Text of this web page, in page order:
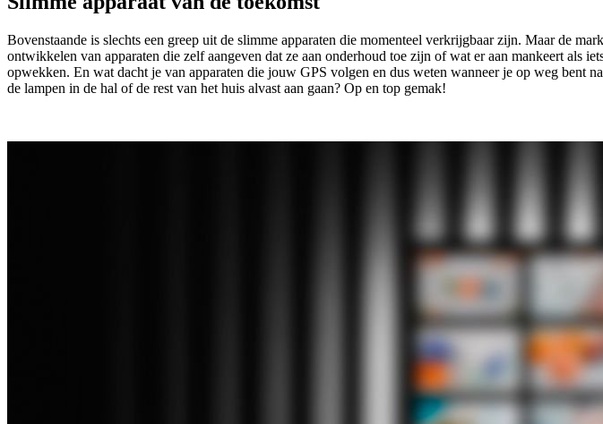
Bovenstaande is slechts een greep uit de slimme apparaten die momenteel verkrijgbaar zijn. Maar de
ontwikkelen van apparaten die zelf aangeven dat ze aan onderhoud toe zijn of wat er aan mankeert als
opwekken. En wat dacht je van apparaten die jouw GPS volgen en dus weten wanneer je op weg bent
de lampen in de hal of de rest van het huis alvast aan gaan? Op en top gemak!